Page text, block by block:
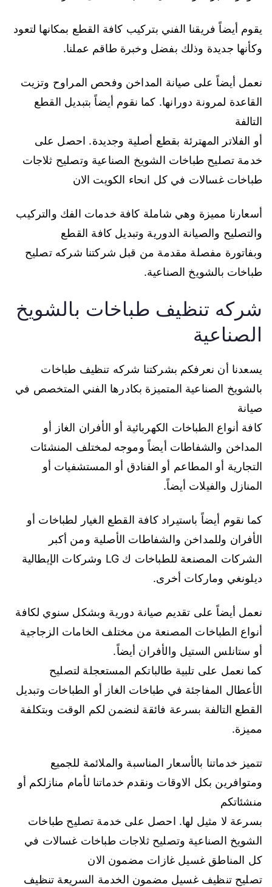
يقوم أيضاً فريقنا الفني بتركيب كافة القطع بمكانها لتعود
وكأنها جديدة وذلك بفضل وخبرة طاقم عملنا.
نعمل أيضاً على صيانة المداخن وفحص المراوح وتزيت
القاعدة لمرونة دورانها. كما نقوم أيضاً بتبديل القطع
التالفة
أو الفلاتر المهترئة بقطع أصلية وجديدة. احصل على
خدمة تصليح طباخات الشويخ الصناعية وتصليح ثلاجات
طباخات غسالات في كل انحاء الكويت الان
أسعارنا مميزة وهي شاملة كافة خدمات الفك والتركيب
والتصليح والصيانة الدورية وتبديل كافة القطع
وبفاتورة مفصلة مقدمة من قبل شركتنا شركه تصليح
طباخات بالشويخ الصناعية.
شركه تنظيف طباخات بالشويخ
الصناعية
يسعدنا أن نعرفكم بشركتنا شركه تنظيف طباخات
بالشويخ الصناعية المتميزة بكادرها الفني المتخصص في
صيانة
كافة أنواع الطباخات الكهربائية أو الأفران الغاز أو
المداخن والشفاطات أيضاً وموجه لمختلف المنشئات
التجارية أو المطاعم أو الفنادق أو المستشفيات أو
المنازل والفيلات أيضاً.
كما نقوم أيضاً باستيراد كافة القطع الغيار لطباخات أو
الأفران وللمداخن والشفاطات الأصلية ومن أكبر
الشركات المصنعة للطباخات ك LG وشركات الإيطالية
ديلونغي وماركات أخرى.
نعمل أيضاً على تقديم صيانة دورية وبشكل سنوي لكافة
أنواع الطباخات المصنعة من مختلف الخامات الزجاجية
أو ستانلس الستيل والأفران أيضاً.
كما نعمل على تلبية طالباتكم المستعجلة لتصليح
الأعطال المفاجئة في طباخات الغاز أو الطباخات وتبديل
القطع التالفة بسرعة فائقة لنضمن لكم الوقت وبتكلفة
مميزة.
تتميز خدماتنا بالأسعار المناسبة والملائمة للجميع
ومتوافرين بكل الاوقات ونقدم خدماتنا لأمام منازلكم أو
منشئاتكم
بسرعة لا مثيل لها. احصل على خدمة تصليح طباخات
الشويخ الصناعية وتصليح ثلاجات طباخات غسالات في
كل المناطق غسيل غازات مضمون الان
تصليح تنظيف غسيل مضمون الخدمة السريعة تنظيف